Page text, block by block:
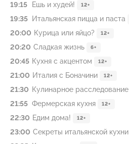
19:15 Ешь и худей! 12+
19:35 Итальянская пицца и паста
20:00 Курица или яйцо? 12+
20:20 Сладкая жизнь 6+
20:45 Кухня с акцентом 12+
21:00 Италия с Боначини 12+
21:30 Кулинарное расследование
21:55 Фермерская кухня 12+
22:30 Едим дома! 12+
23:00 Секреты итальянской кухни